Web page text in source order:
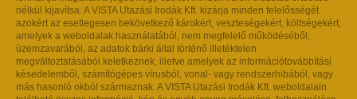
nélkül kijavítsa. A VISTA Utazási Irodák Kft. kizárja minden felelősségét
azokért az esetlegesen bekövetkező károkért, veszteségekért, költségekért,
amelyek a weboldalak használatából, nem megfelelő működéséből,
üzemzavarából, az adatok bárki által történő illetéktelen
megváltoztatásából keletkeznek, illetve amelyek az információtovábbítási
késedelemből, számítógépes vírusból, vonal- vagy rendszerhibából, vagy
más hasonló okból származnak. A VISTA Utazási Irodák Kft. weboldalain